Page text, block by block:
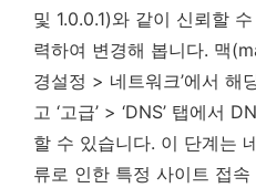
및 1.0.0.1)와 같이 신뢰할
력하여 변경해 봅니다. 맥
경설정 > 네트워크’에서 해
고 ‘고급’ > ‘DNS’ 탭에서
할 수 있습니다. 이 단계는
류로 인한 특정 사이트 접